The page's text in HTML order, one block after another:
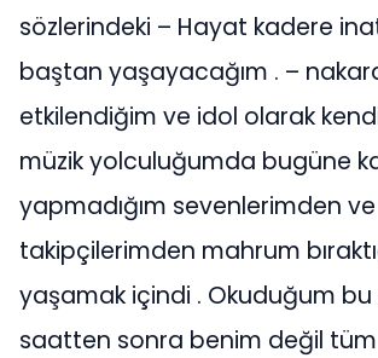
sözlerindeki – Hayat kadere
baştan yaşayacağım . –
etkilendiğim ve idol olarak
müzik yolculuğumda bugüne
yapmadığım sevenlerimden ve
takipçilerimden mahrum
yaşamak içindi . Okuduğum bu
saatten sonra benim değil tüm